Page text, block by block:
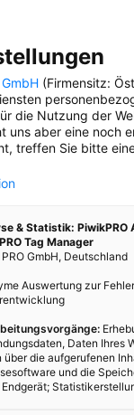
E-MOTOR
auf
Jahren
(Firmensitz:
die Nutzung der
uns aber eine noch
treffen Sie bitte
& Statistik: PiwikPRO
Tag Manager
GmbH, Deutschland
Auswertung zur
Daten Ihres
über die aufgerufenen
und die
Endgerät;